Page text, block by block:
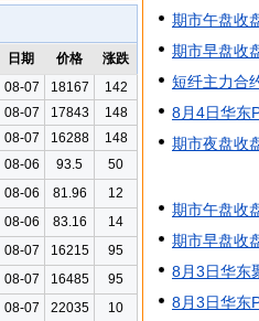
日期 价格
涨跌
08-07 18167
142
08-07 17843
148
08-07 16288
148
08-06 93.5
50
08-06 81.96
12
08-06 83.16
14
08-07 16215
95
08-07 16485
95
08-07 22035 10
期市午盘收
期市早盘收
短纤主力合
8月4日华东
期市夜盘收
期市午盘收
期市早盘收
8月3日华东
8月3日华东